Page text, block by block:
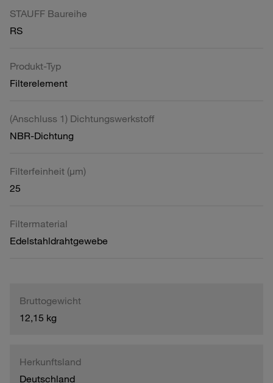
STAUFF Baureihe
RS
Produkt-Typ
Filterelement
(Anschluss 1) Dichtungswerkstoff
NBR-Dichtung
Filterfeinheit (µm)
25
Filtermaterial
Edelstahldrahtgewebe
Bruttogewicht
12,15 kg
Herkunftsland
Deutschland